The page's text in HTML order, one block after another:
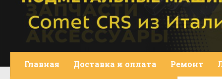
Главная Доставка и оплата Ремонт